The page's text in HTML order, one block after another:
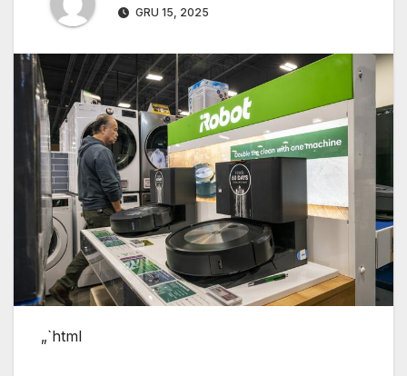
GRU 15, 2025
„`html